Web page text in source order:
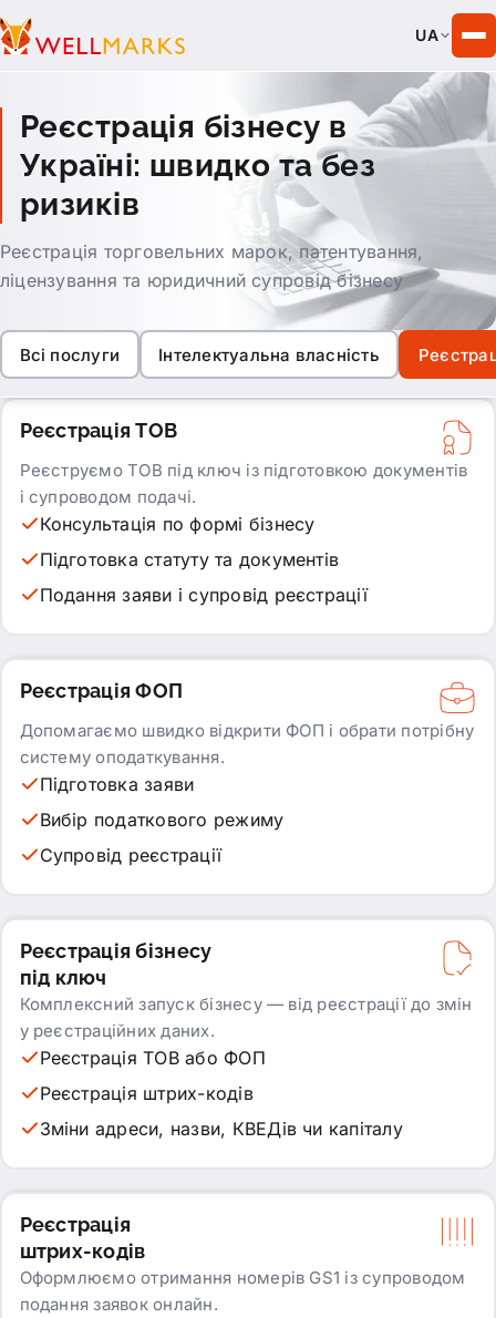
UA
Реєстрація бізнесу в
Україні: швидко та без
ризиків
Реєстрація торговельних марок, патентування,
ліцензування та юридичний супровід бізнесу
Всі послуги Інтелектуальна власність
Реєстрація ТОВ
Реєструємо ТОВ під ключ із підготовкою документів
і супроводом подачі.
Консультація по формі бізнесу
Підготовка статуту та документів
Подання заяви і супровід реєстрації
Реєстрація ФОП
Допомагаємо швидко відкрити ФОП і обрати потрібну
систему оподаткування.
Підготовка заяви
Вибір податкового режиму
Супровід реєстрації
Реєстрація бізнесу
під ключ
Комплексний запуск бізнесу — від реєстрації до змін
у реєстраційних даних.
Реєстрація ТОВ або ФОП
Реєстрація штрих-кодів
Зміни адреси, назви, КВЕДів чи капіталу
Реєстрація
штрих-кодів
Оформлюємо отримання номерів GS1 із супроводом
подання заявок онлайн.